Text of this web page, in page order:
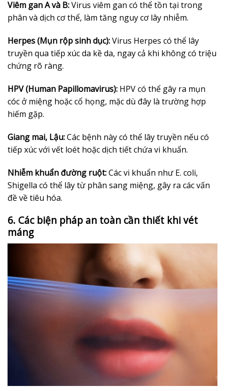
Viêm gan A và B:Virus viêm gan có thể tồn tại trong
phân và dịch cơ thể, làm tăng nguy cơ lây nhiễm.
Herpes (Mụn rộp sinh dục):Virus Herpes có thể lây
truyền qua tiếp xúc da kề da, ngay cả khi không có triệu
chứng rõ ràng.
HPV (Human Papillomavirus): HPV có thể gây ra mụn
cóc ở miệng hoặc cổ họng, mặc dù đây là trường hợp
hiếm gặp.
Giang mai, Lậu:Các bệnh này có thể lây truyền nếu có
tiếp xúc với vết loét hoặc dịch tiết chứa vi khuẩn.
Nhiễm khuẩn đường ruột:Các vi khuẩn như E. coli,
Shigella có thể lây từ phân sang miệng, gây ra các vấn
đề về tiêu hóa.
6. Các biện pháp an toàn cần thiết khi vét
máng